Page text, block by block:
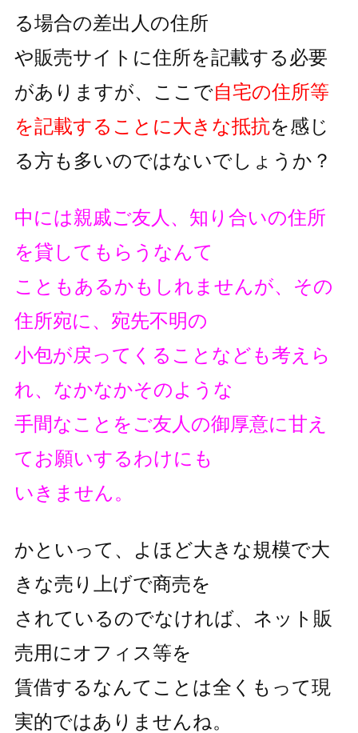
る場合の差出人の住所
や販売サイトに住所を記載する必要
がありますが、 ここで自宅の住所等
を記載することに大きな抵抗を感じ
る方も多いのではないでしょうか？
中には親戚ご友人、知り合いの住所
を貸してもらうなんて
こともあるかもしれませんが、その
住所宛に、宛先不明の
小包が戻ってくることなども考えら
れ、なかなかそのような
手間なことをご友人の御厚意に甘え
てお願いするわけにも
いきません。
かといって、よほど大きな規模で大
きな売り上げで商売を
されているのでなければ、ネット販
売用にオフィス等を
賃借するなんてことは全くもって現
実的ではありませんね。